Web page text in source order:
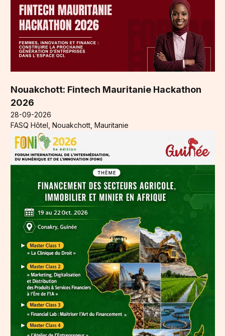
Nouakchott: Fintech Mauritanie Hackathon
2026
28-09-2026
FASQ Hôtel, Nouakchott, Mauritanie